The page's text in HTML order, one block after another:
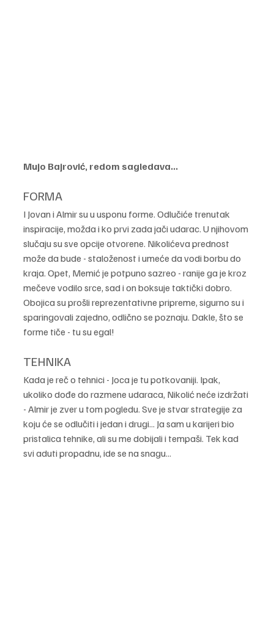
Mujo Bajrović, redom sagledava...
FORMA
I Jovan i Almir su u usponu forme. Odlučiće trenutak
inspiracije, možda i ko prvi zada jači udarac. U njihovom
slučaju su sve opcije otvorene. Nikolićeva prednost
može da bude - staloženost i umeće da vodi borbu do
kraja. Opet, Memić je potpuno sazreo - ranije ga je kroz
mečeve vodilo srce, sad i on boksuje taktički dobro.
Obojica su prošli reprezentativne pripreme, sigurno su i
sparingovali zajedno, odlično se poznaju. Dakle, što se
forme tiče - tu su egal!
TEHNIKA
Kada je reč o tehnici - Joca je tu potkovaniji. Ipak,
ukoliko dođe do razmene udaraca, Nikolić neće izdržati
- Almir je zver u tom pogledu. Sve je stvar strategije za
koju će se odlučiti i jedan i drugi... Ja sam u karijeri bio
pristalica tehnike, ali su me dobijali i tempaši. Tek kad
svi aduti propadnu, ide se na snagu...